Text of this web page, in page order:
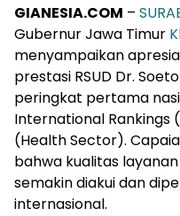
GIANESIA.COM –
Gubernur Jawa Timur
menyampaikan
prestasi RSUD Dr.
peringkat pertama
International Rankings
(Health Sector).
bahwa kualitas
semakin diakui dan
internasional.